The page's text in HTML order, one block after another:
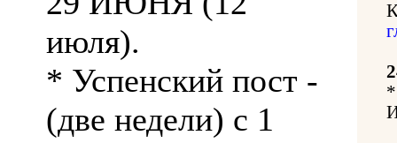
июля).
* Успенский пост -
(две недели) с 1
*